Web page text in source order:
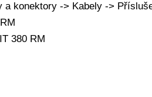
a konektory -> Kabely ->
380 RM